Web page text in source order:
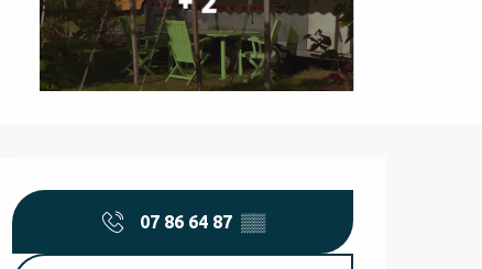
Ouverture et coordonnées
07 86 64 87 ▒▒